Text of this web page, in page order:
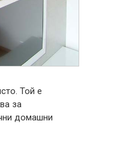
Той е
за
домашни